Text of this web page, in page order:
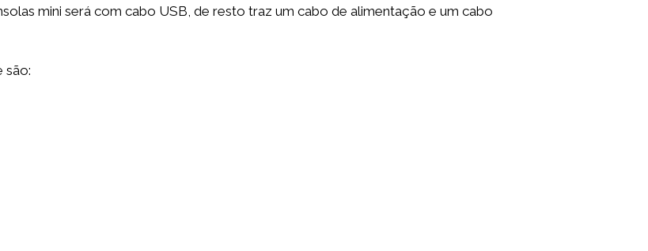
mini será com cabo USB, de resto traz um cabo de alimentação e um cabo
são: